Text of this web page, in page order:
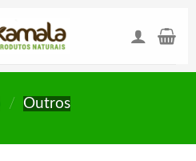
/ Outros